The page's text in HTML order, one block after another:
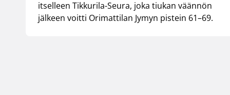
itselleen Tikkurila-Seura, joka tiukan väännön
jälkeen voitti Orimattilan Jymyn pistein 61–69.